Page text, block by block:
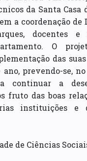
da Santa Casa
a coordenação
docentes e
O
das
prevendo-se,
continuar a
fruto das boas
instituições e
de Ciências